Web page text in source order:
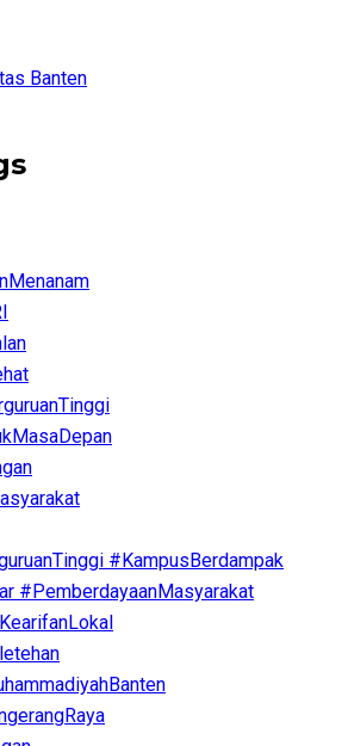
Banten
#KampusBerdampak
#PemberdayaanMasyarakat